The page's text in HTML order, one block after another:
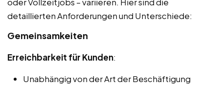
detaillierten Anforderungen und Unterschiede:
Gemeinsamkeiten
Erreichbarkeit für Kunden:
Unabhängig von der Art der Beschäftigung